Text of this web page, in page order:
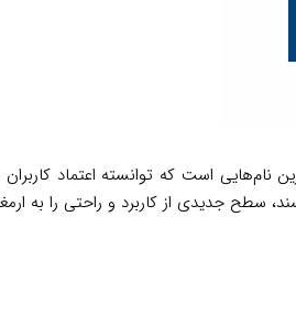
است که توانسته اعتماد